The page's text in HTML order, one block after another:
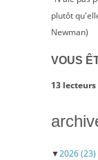
plutôt
Newman)
VOUS
13 lecteurs
▼2026(23)